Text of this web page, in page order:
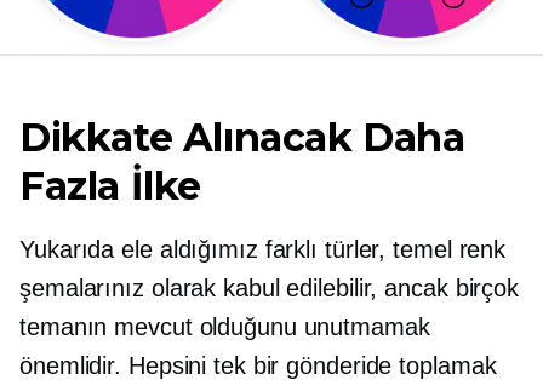
Dikkate Alınacak Daha
Fazla İlke
Yukarıda ele aldığımız farklı türler, temel renk
şemalarınız olarak kabul edilebilir, ancak birçok
temanın mevcut olduğunu unutmamak
önemlidir. Hepsini tek bir gönderide toplamak